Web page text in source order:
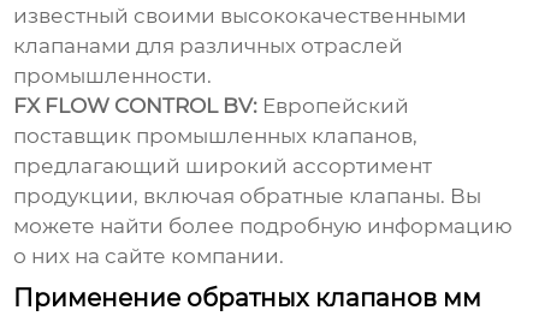
известный своими высококачественными
клапанами для различных отраслей
промышленности.
FX FLOW CONTROL BV: Европейский
поставщик промышленных клапанов,
предлагающий широкий ассортимент
продукции, включая обратные клапаны. Вы
можете найти более подробную информацию
о них на сайте компании.
Применение обратных клапанов мм